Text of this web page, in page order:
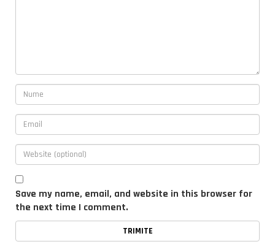
Save my name, email, and website in this browser for
the next time I comment.